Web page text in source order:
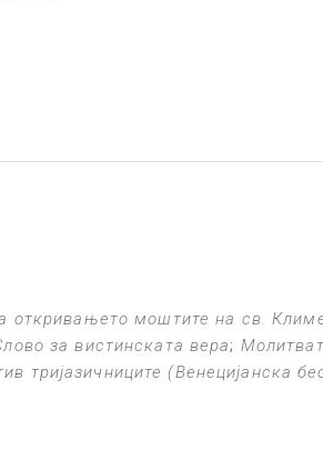
откривањето моштите на св.
за вистинската вера;
тријазичниците (Венецијанска